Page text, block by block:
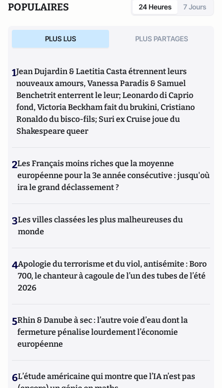
POPULAIRES 24 Heures 7 Jours
PLUS LUS PLUS PARTAGES
1Jean Dujardin & Laetitia Casta étrennent leurs
nouveaux amours, Vanessa Paradis & Samuel
Benchetrit enterrent le leur; Leonardo di Caprio
fond, Victoria Beckham fait du brukini, Cristiano
Ronaldo du bisco-fils; Suri ex Cruise joue du
Shakespeare queer
2Les Français moins riches que la moyenne
européenne pour la 3e année consécutive : jusqu'où
ira le grand déclassement ?
3Les villes classées les plus malheureuses du
monde
4Apologie du terrorisme et du viol, antisémite : Boro
700, le chanteur à cagoule de l’un des tubes de l’été
2026
5Rhin & Danube à sec : l’autre voie d’eau dont la
fermeture pénalise lourdement l’économie
européenne
6L’étude américaine qui montre que l’IA n’est pas